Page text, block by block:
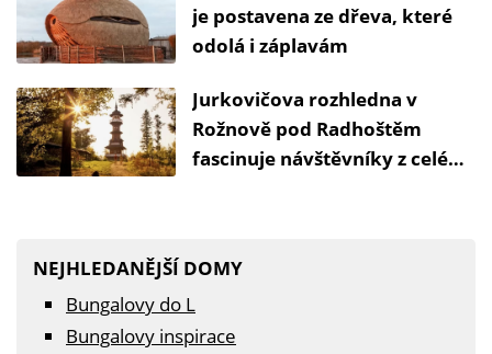
je postavena ze dřeva, které
odolá i záplavám
Jurkovičova rozhledna v
Rožnově pod Radhoštěm
fascinuje návštěvníky z celého
NEJHLEDANĚJŠÍ DOMY
Bungalovy do L
Bungalovy inspirace